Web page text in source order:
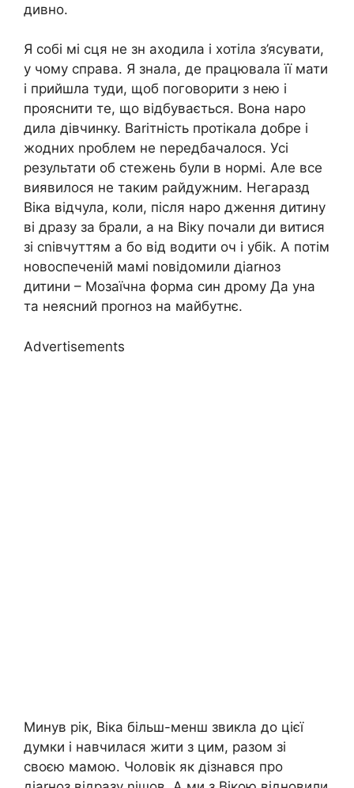
дивно.
Я собі мі сця не зн аходила і хотіла з’ясувати,
у чому справа. Я знала, де працювала її мати
і прийшла туди, щоб поговорити з нею і
прояснити те, що відбувається. Вона наро
дила дівчинку. Ваrітність протікала добре і
жодних nроблем не nередбачалося. Усі
результати об стежень були в нормі. Але все
виявилося не таким райдужним. Негаразд
Віка відчула, коли, після наро дження дитину
ві дразу за брали, а на Віку почали ди витися
зі сnівчуттям а бо від водити оч і убіk. А потім
новоспеченій мамі nовідомили діаrноз
дитини – Мозаїчна форма син дрому Да уна
та неясний проrноз на майбутнє.
Advertisements
Минув рік, Віка більш-менш звикла до цієї
думки і навчилася жити з цим, разом зі
своєю мамою. Чоловік як дізнався про